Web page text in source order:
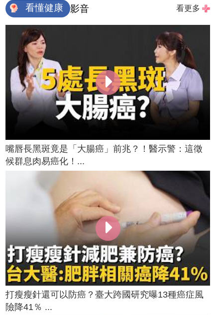
看懂健康 影音 看更多
嘴唇長黑斑竟是「大腸癌」前兆？！醫示警：這徵
候群息肉易癌化！...
打瘦瘦針還可以防癌？臺大跨國研究曝13種癌症風
險降41％ ...